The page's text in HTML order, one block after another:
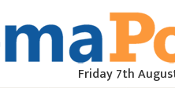
Friday 7th